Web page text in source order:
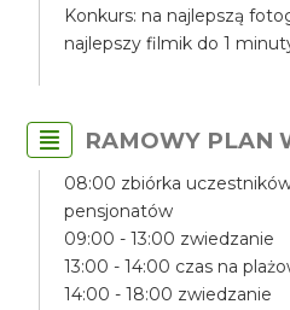
Konkurs: na najlepszą
najlepszy filmik do 1
RAMOWY PLAN
08:00 zbiórka
pensjonatów
09:00 - 13:00 zwiedzanie
13:00 - 14:00 czas na
14:00 - 18:00 zwiedzanie